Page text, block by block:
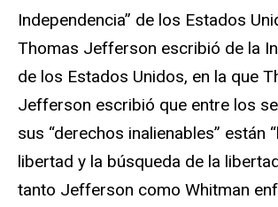
Independencia” de los Estados
Thomas Jefferson escribió de la
de los Estados Unidos, en la que
Jefferson escribió que entre los
sus “derechos inalienables” están
libertad y la búsqueda de la
tanto Jefferson como Whitman